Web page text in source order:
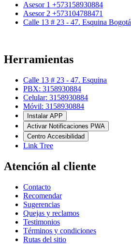
Asesor 1 +573158930884
Asesor 2 +573104788471
Calle 13 # 23 - 47. Esquina Bogotá
Herramientas
Calle 13 # 23 - 47. Esquina
PBX: 3158930884
Celular: 3158930884
Móvil: 3158930884
Instalar APP
Activar Notificaciones PWA
Centro Accesibilidad
Link Tree
Atención al cliente
Contacto
Recomendar
Sugerencias
Quejas y reclamos
Testimonios
Términos y condiciones
Rutas del sitio